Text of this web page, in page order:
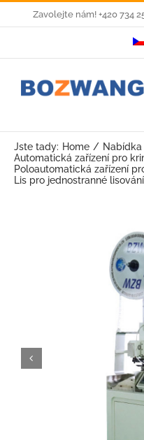
content
Zavolejte nám! +420 734
Jste tady: Home
Nabídka
Automatická zařízení pro
Poloautomatická zařízení
Lis pro jednostranné